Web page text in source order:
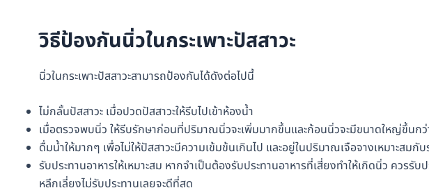
วิธีป้องกันนิ่วในกระเพาะปัสสาวะ
นิ่วในกระเพาะปัสสาวะสามารถป้องกันได้ดังต่อไปนี้
ไม่กลั้นปัสสาวะ เมื่อปวดปัสสาวะให้รีบไปเข้าห้องน้ำ
เมื่อตรวจพบนิ่ว ให้รีบรักษาก่อนที่ปริมาณนิ่วจะเพิ่มมากขึ้นและก้อนนิ่วจะมีขนาดใหญ่ขึ้นกว่
ดื่มน้ำให้มากๆ เพื่อไม่ให้ปัสสาวะมีความเข้มข้นเกินไป และอยู่ในปริมาณเจือจางเหมาะสมกั
รับประทานอาหารให้เหมาะสม หากจำเป็นต้องรับประทานอาหารที่เสี่ยงทำให้เกิดนิ่ว ควรรั
หลีกเลี่ยงไม่รับประทานเลยจะดีที่สุด